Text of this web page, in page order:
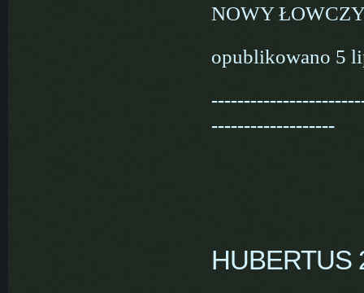
NOWY
opublikowano 5
-------------------
HUBERTUS